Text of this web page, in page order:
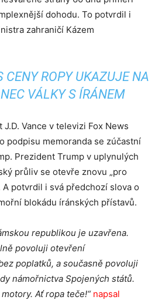
dohodu. To potvrdil i
zahraničí Kázem
CENY ROPY UKAZUJE NA
VÁLKY S ÍRÁNEM
Vance v televizi Fox News
podpisu memoranda se zúčastní
Prezident Trump v uplynulých
průliv se otevře znovu „pro
potvrdil i svá předchozí slova o
blokádu íránských přístavů.
republikou je uzavřena.
povoluji otevření
poplatků, a současně povoluji
námořnictva Spojených států.
Ať ropa teče!“ napsal